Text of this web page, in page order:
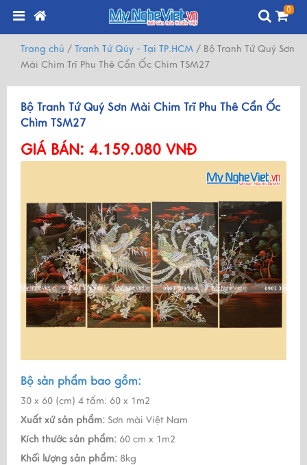
0
Trang chủ / Tranh Tứ Qúy - Tại TP.HCM / Bộ Tranh Tứ Quý Sơn
Mài Chim Trĩ Phu Thê Cẩn Ốc Chìm TSM27
Bộ Tranh Tứ Quý Sơn Mài Chim Trĩ Phu Thê Cẩn Ốc
Chìm TSM27
GIÁ BÁN: 4.159.080 VNĐ
Bộ sản phẩm bao gồm:
30 x 60 (cm) 4 tấm: 60 x 1m2
Xuất xứ sản phẩm: Sơn mài Việt Nam
Kích thước sản phẩm: 60 cm x 1m2
Khối lượng sản phẩm: 8kg